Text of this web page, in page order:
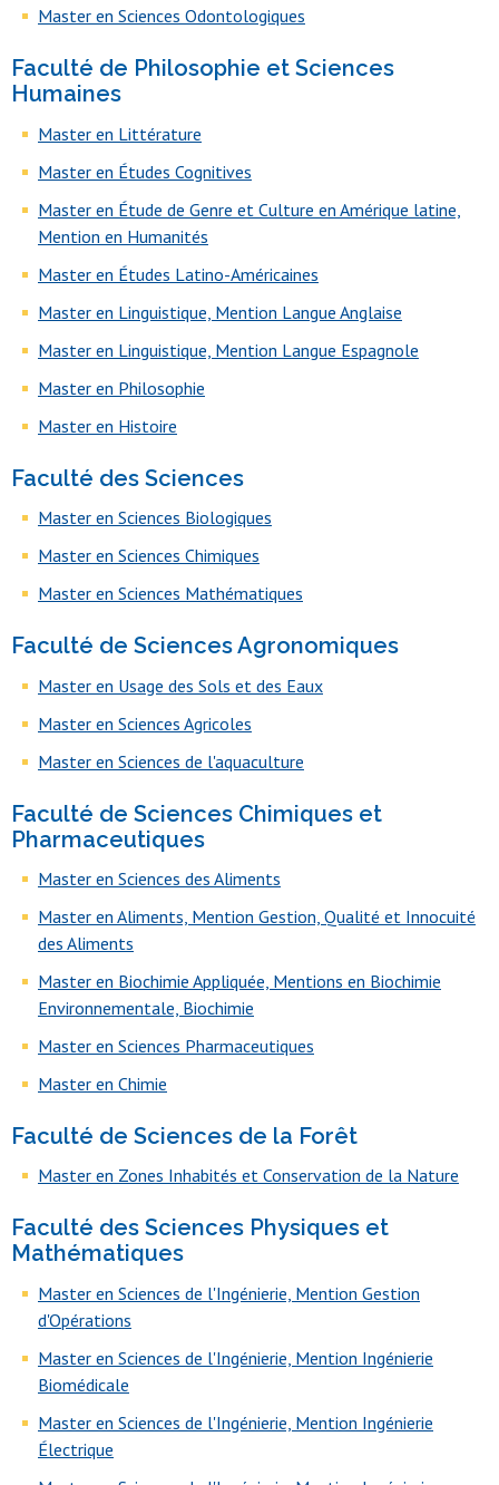
Master en Sciences Odontologiques
Faculté de Philosophie et Sciences
Humaines
Master en Littérature
Master en Études Cognitives
Master en Étude de Genre et Culture en Amérique latine,
Mention en Humanités
Master en Études Latino-Américaines
Master en Linguistique, Mention Langue Anglaise
Master en Linguistique, Mention Langue Espagnole
Master en Philosophie
Master en Histoire
Faculté des Sciences
Master en Sciences Biologiques
Master en Sciences Chimiques
Master en Sciences Mathématiques
Faculté de Sciences Agronomiques
Master en Usage des Sols et des Eaux
Master en Sciences Agricoles
Master en Sciences de l'aquaculture
Faculté de Sciences Chimiques et
Pharmaceutiques
Master en Sciences des Aliments
Master en Aliments, Mention Gestion, Qualité et Innocuité
des Aliments
Master en Biochimie Appliquée, Mentions en Biochimie
Environnementale, Biochimie
Master en Sciences Pharmaceutiques
Master en Chimie
Faculté de Sciences de la Forêt
Master en Zones Inhabités et Conservation de la Nature
Faculté des Sciences Physiques et
Mathématiques
Master en Sciences de l'Ingénierie, Mention Gestion
d'Opérations
Master en Sciences de l'Ingénierie, Mention Ingénierie
Biomédicale
Master en Sciences de l'Ingénierie, Mention Ingénierie
Électrique